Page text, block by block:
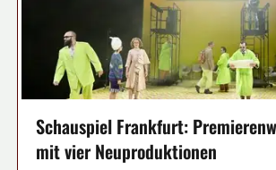
Schauspiel Frankfurt:
mit vier Neuproduktionen